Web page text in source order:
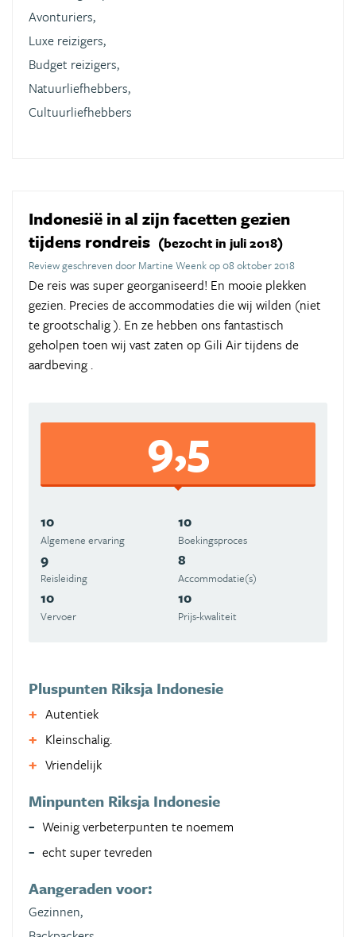
Avonturiers,
Luxe reizigers,
Budget reizigers,
Natuurliefhebbers,
Cultuurliefhebbers
Indonesië in al zijn facetten gezien
tijdens rondreis (bezocht in juli 2018)
Review geschreven door Martine Weenk op 08 oktober 2018
De reis was super georganiseerd! En mooie plekken
gezien. Precies de accommodaties die wij wilden (niet
te grootschalig ). En ze hebben ons fantastisch
geholpen toen wij vast zaten op Gili Air tijdens de
aardbeving .
9,5
10
Algemene ervaring
10
Boekingsproces
9
Reisleiding
8
Accommodatie(s)
10
Vervoer
10
Prijs-kwaliteit
Pluspunten Riksja Indonesie
Autentiek
Kleinschalig.
Vriendelijk
Minpunten Riksja Indonesie
Weinig verbeterpunten te noemem
echt super tevreden
Aangeraden voor:
Gezinnen,